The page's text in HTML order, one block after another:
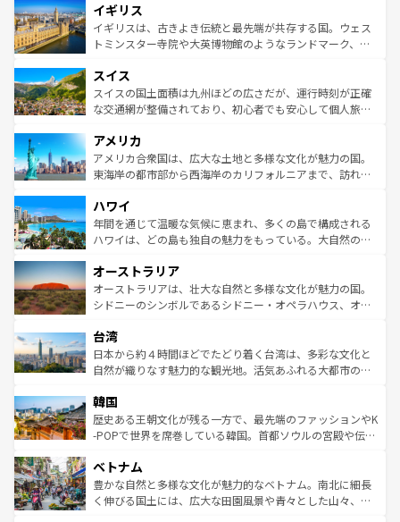
いる。シャンパンの発祥地であるランス、プロヴァンスの
香り高いラベンダー畑など、多彩な楽しみ方が可能だ。さ
らに、パリ以外の地域にも魅力が溢れており、どの街角に
れる地方に足を運ぶとそれぞれで全く異なる文化を体験で
きるだろう。 なお、新着のフランス情報はコンテンツ一覧
を参照してほしい。
顔を持つこの国は、どこを歩いても飽きることがない。ベ
ルリンの文化的活気、バイエルン州のアルプスの絶景、そ
してライン川沿いのワイン畑といった風景は必見。ビール
は、お酒好きな人にはぜひ体験してほしい。 なお、新着の
ドイツ情報はコンテンツ一覧を参照してほしい。
イギリス
イギリスは、古きよき伝統と最先端が共存する国。ウェス
トミンスター寺院や大英博物館のようなランドマーク、歴
リアごとに異なる魅力がある。また、優雅なアフタヌーン
ティー、ビール好きにはたまらない英国パブ、サッカー観
戦など、本場だからこそできる体験も豊富。イギリスを旅
ンツ一覧を参照してほしい。
スイス
スイスの国土面積は九州ほどの広さだが、運行時刻が正確
な交通網が整備されており、初心者でも安心して個人旅行
の建物がそのまま残る町や、スイスならではのユニークな
博物館もあり、アルプス観光だけでなく町歩きも満喫する
ことができる。国民の所得が高いため物価も高いが、旅行
ば市内交通費無料で観光を楽しむこともできる。 なお、新
着のスイス情報はコンテンツ一覧 を参照してほしい。
アメリカ
アメリカ合衆国は、広大な土地と多様な文化が魅力の国。
東海岸の都市部から西海岸のカリフォルニアまで、訪れる
のような巨大都市は、観光、ショッピング、エンターテイ
ンメントが詰まった刺激的なスポットだ。一方、アメリカ
西部には大自然が広がり、グランドキャニオンやイエロー
部のニューオーリンズでは、音楽と美食が融合した独特の
文化が魅力。旅行者はアメリカの各地域で異なる魅力を楽
しみながら、その多様性と豊かな歴史を感じることができ
ならではの贅沢な旅のスタイルだ。 なお、新着のアメリカ
情報はコンテンツ一覧を参照してほしい。
ハワイ
年間を通じて温暖な気候に恵まれ、多くの島で構成される
ハワイは、どの島も独自の魅力をもっている。大自然の神
ワイ島は見逃せない。また、定番の観光地といえばオアフ
島だが、静かな自然を求めるならマウイ島やカウアイ島が
おすすめ。エメラルドグリーンに輝く海をはじめ、豊かな
れるおもてなしの心で訪れる人々を迎えてくれるハワイの
人々、おいしいローカルフードやハワイアンミュージッ
ク、伝統的なフラダンスなど、すべてがハワイの魅力を彩
ワイを、存分に味わってほしい。 なお、新着のハワイ情報
はコンテンツ一覧を参照してほしい。
オーストラリア
オーストラリアは、壮大な自然と多様な文化が魅力の国。
シドニーのシンボルであるシドニー・オペラハウス、オー
リアリーフや大陸中央部にそびえるウルル（エアーズロッ
ク）、タスマニアの美しい原生林やケアンズの熱帯雨林な
ど、見どころがたくさん。また、カフェやワイン、オージ
いる。アクティビティも充実しており、サーフィンやダイ
ビング、ハイキングなど、アウトドア好きにはたまらな
い。オーストラリアの多彩な魅力を存分に味わいつくそ
参照してほしい。
台湾
日本から約４時間ほどでたどり着く台湾は、多彩な文化と
自然が織りなす魅力的な観光地。活気あふれる大都市の台
ン）、静ひつな山岳地帯である台湾東部など、都市の喧騒
と山間の静けさが共存しており、訪れる人に新しい発見と
驚きをもたらしてくれる。また、奥深い台湾の食文化も魅
容にもいいと評判のスイーツなど、バラエティ豊かな料理
が味わえる。 なお、新着の台湾情報は コンテンツ一覧を参
照してほしい。
韓国
歴史ある王朝文化が残る一方で、最先端のファッションやK
-POPで世界を席巻している韓国。首都ソウルの宮殿や伝統
き、地方に足を延ばせば四季折々の自然美を楽しむことが
できる。そして、キムチや焼肉、絶品のストリートフード
まで、さまざまな韓国料理が待っている。夜には、韓国な
ベトナム
豊かな自然と多様な文化が魅力的なベトナム。南北に細長
く伸びる国土には、広大な田園風景や青々とした山々、世